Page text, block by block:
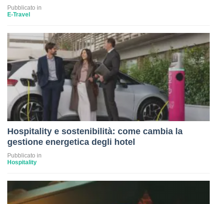
Pubblicato in
E-Travel
Hospitality e sostenibilità: come cambia la
gestione energetica degli hotel
Pubblicato in
Hospitality